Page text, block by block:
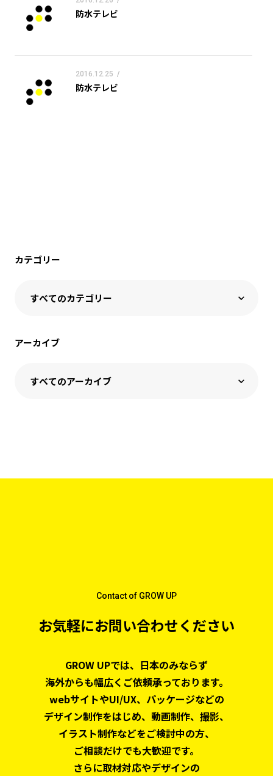
防水テレビ
2016.12.25 /
防水テレビ
カテゴリー
アーカイブ
お気軽にお問い合わせください
Contact of GROW UP
GROW UPでは、日本のみならず
海外からも幅広くご依頼承っております。
webサイトやUI/UX、パッケージなどの
デザイン制作をはじめ、 動画制作、撮影、
イラスト制作などをご検討中の方、
ご相談だけでも大歓迎です。
さらに取材対応やデザインの